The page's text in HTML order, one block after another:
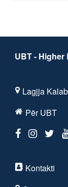
UBT -
Lagjja
Për UBT
Kontakti